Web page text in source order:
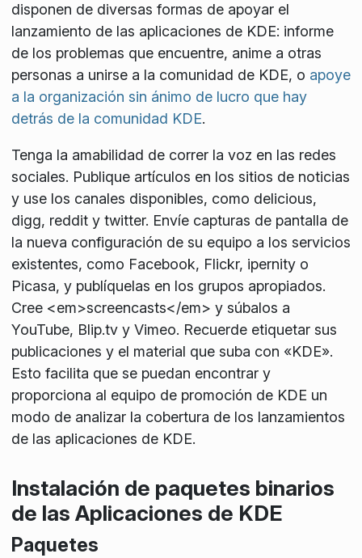
disponen de diversas formas de apoyar el
lanzamiento de las aplicaciones de KDE: informe
de los problemas que encuentre, anime a otras
personas a unirse a la comunidad de KDE, o apoye
a la organización sin ánimo de lucro que hay
detrás de la comunidad KDE.
Tenga la amabilidad de correr la voz en las redes
sociales. Publique artículos en los sitios de noticias
y use los canales disponibles, como delicious,
digg, reddit y twitter. Envíe capturas de pantalla de
la nueva configuración de su equipo a los servicios
existentes, como Facebook, Flickr, ipernity o
Picasa, y publíquelas en los grupos apropiados.
Cree <em>screencasts</em> y súbalos a
YouTube, Blip.tv y Vimeo. Recuerde etiquetar sus
publicaciones y el material que suba con «KDE».
Esto facilita que se puedan encontrar y
proporciona al equipo de promoción de KDE un
modo de analizar la cobertura de los lanzamientos
de las aplicaciones de KDE.
Instalación de paquetes binarios
de las Aplicaciones de KDE
Paquetes